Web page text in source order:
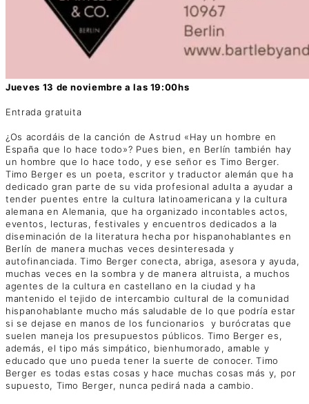
Jueves 13 de noviembre a las 19:00hs
Entrada gratuita
¿Os acordáis de la canción de Astrud «Hay un hombre en
España que lo hace todo»? Pues bien, en Berlín también hay
un hombre que lo hace todo, y ese señor es Timo Berger.
Timo Berger es un poeta, escritor y traductor alemán que ha
dedicado gran parte de su vida profesional adulta a ayudar a
tender puentes entre la cultura latinoamericana y la cultura
alemana en Alemania, que ha organizado incontables actos,
eventos, lecturas, festivales y encuentros dedicados a la
diseminación de la literatura hecha por hispanohablantes en
Berlín de manera muchas veces desinteresada y
autofinanciada. Timo Berger conecta, abriga, asesora y ayuda,
muchas veces en la sombra y de manera altruista, a muchos
agentes de la cultura en castellano en la ciudad y ha
mantenido el tejido de intercambio cultural de la comunidad
hispanohablante mucho más saludable de lo que podría estar
si se dejase en manos de los funcionarios y burócratas que
suelen maneja los presupuestos públicos. Timo Berger es,
además, el tipo más simpático, bienhumorado, amable y
educado que uno pueda tener la suerte de conocer. Timo
Berger es todas estas cosas y hace muchas cosas más y, por
supuesto, Timo Berger, nunca pedirá nada a cambio.